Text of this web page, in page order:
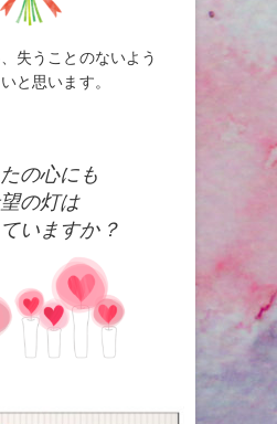
失うことのないよう
と思います。
の心にも
の灯は
いますか？